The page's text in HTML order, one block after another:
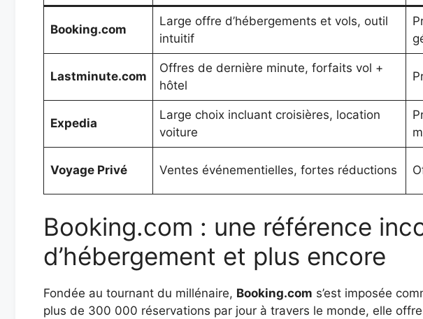
Booking.com
Large offre d’hébergements et vols, outil
intuitif
Lastminute.com
Offres de dernière minute, forfaits vol +
hôtel
Expedia
Large choix incluant croisières, location
voiture
Voyage Privé Ventes événementielles, fortes réductions
Booking.com : une référence
d’hébergement et plus encore
Fondée au tournant du millénaire, Booking.com s’est imposée
plus de 300 000 réservations par jour à travers le monde, elle